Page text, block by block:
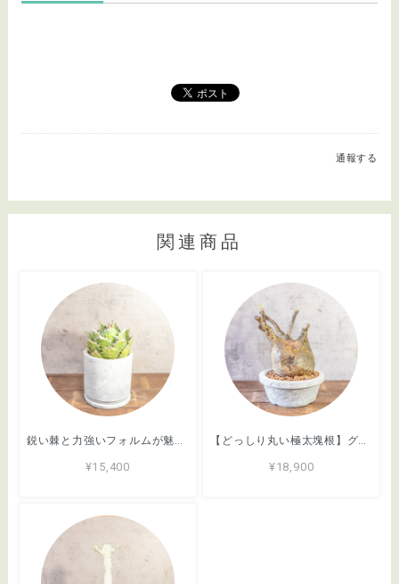
通報する
関連商品
鋭い棘と力強いフォルムが魅力のアガベ・シロアリ（FO-76）。無骨な質感が映える手づくりモルタル鉢。根腐れを防ぐ独自配合の用土｜虫発生抑制（全国一律送料850円）
¥15,400
【どっしり丸い極太塊根】グラキリス。胴回り40cmの圧倒的ボリューム。無骨な「手づくりモルタル鉢」とセットで。｜虫発生抑制（全国一律送料850円）
¥18,900